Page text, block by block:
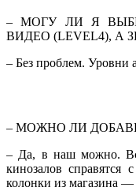
– МОГУ ЛИ Я
ВИДЕО (LEVEL4), А
– Без проблем. Уровни
– МОЖНО ЛИ
– Да, в наш можно.
кинозалов справятся
колонки из магазина —